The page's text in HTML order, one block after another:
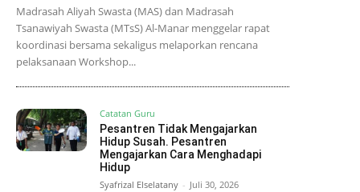
Madrasah Aliyah Swasta (MAS) dan Madrasah
Tsanawiyah Swasta (MTsS) Al-Manar menggelar rapat
koordinasi bersama sekaligus melaporkan rencana
pelaksanaan Workshop...
Catatan Guru
Pesantren Tidak Mengajarkan
Hidup Susah. Pesantren
Mengajarkan Cara Menghadapi
Hidup
Syafrizal Elselatany - Juli 30, 2026